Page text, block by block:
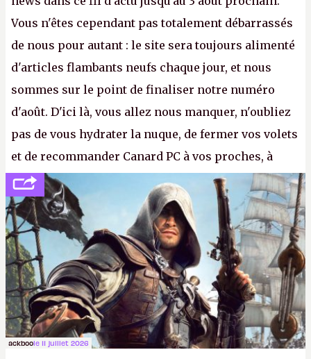
Vous n'êtes cependant pas totalement débarrassés
de nous pour autant : le site sera toujours alimenté
d'articles flambants neufs chaque jour, et nous
sommes sur le point de finaliser notre numéro
d'août. D'ici là, vous allez nous manquer, n'oubliez
pas de vous hydrater la nuque, de fermer vos volets
et de recommander Canard PC à vos proches, à
votre famille et aux inconnus que vous croisez
dans la rue. Bon été à tous ! –ER.
ackboole 11 juillet 2026